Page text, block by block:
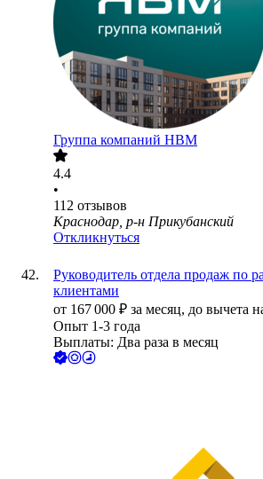
Группа компаний НВМ
4.4
•
112 отзывов
Краснодар, р-н Прикубанский
Откликнуться
Руководитель отдела продаж по
клиентами
от 167 000 ₽ за месяц, до вычета
Опыт 1-3 года
Выплаты: Два раза в месяц